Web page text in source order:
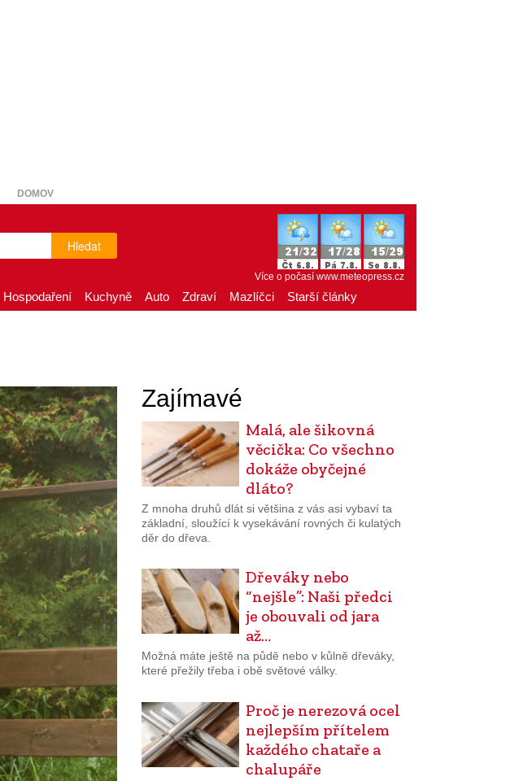
DOMOV
Hledat
Více o počasí www.meteopress.cz
Hospodaření Kuchyně Auto Zdraví Mazlíčci Starší články
Zajímavé
Malá, ale šikovná
věcička: Co všechno
dokáže obyčejné
dláto?
Z mnoha druhů dlát si většina z vás asi vybaví ta
základní, sloužící k vysekávání rovných či kulatých
děr do dřeva.
Dřeváky nebo
“nejšle”: Naši předci
je obouvali od jara
až…
Možná máte ještě na půdě nebo v kůlně dřeváky,
které přežily třeba i obě světové války.
Proč je nerezová ocel
nejlepším přítelem
každého chataře a
chalupáře